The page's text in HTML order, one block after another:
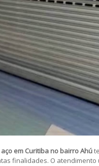
em Curitiba no bairro Ahú
finalidades. O